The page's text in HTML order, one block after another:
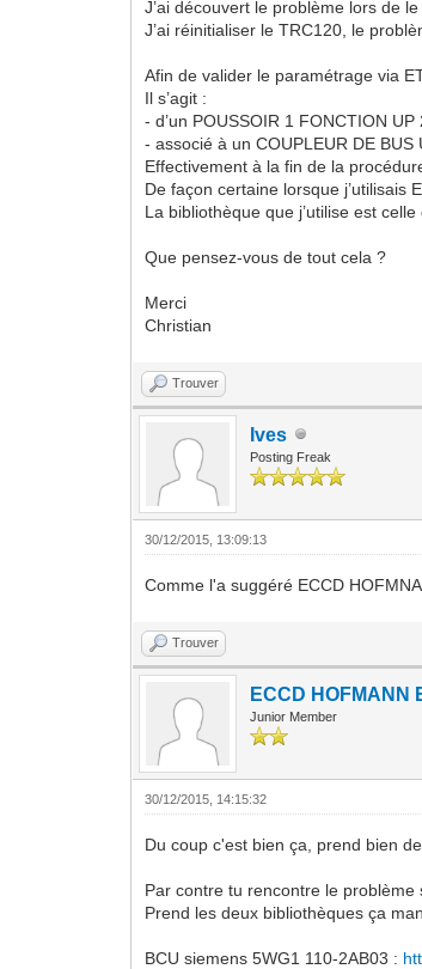
J’ai découvert le problème lors de
J’ai réinitialiser le TRC120, le
Afin de valider le paramétrage via
Il s’agit :
- d’un POUSSOIR 1 FONCTION
- associé à un COUPLEUR DE BUS
Effectivement à la fin de la
De façon certaine lorsque j’utilisais
La bibliothèque que j’utilise est
Que pensez-vous de tout cela ?
Merci
Christian
Trouver
Ives
Posting Freak
30/12/2015, 13:09:13
Comme l'a suggéré ECCD
Trouver
ECCD HOFMANN
Junior Member
30/12/2015, 14:15:32
Du coup c'est bien ça, prend bien
Par contre tu rencontre le
Prend les deux bibliothèques ça
BCU siemens 5WG1 110-2AB03 :